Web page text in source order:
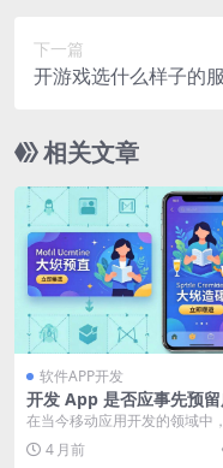
下一篇
开游戏选什么样子的
相关文章
软件APP开发
开发 App 是否应事先预
告模块？利弊权衡需考量
在当今移动应用开发的领域中
发 app 事先预留广告模块是一
受关注且具有重...
4 月前